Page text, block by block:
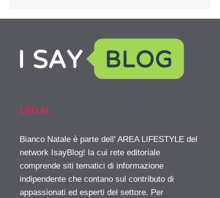
LEGAL
Bianco Natale è parte dell' AREA LIFESTYLE del
network IsayBlog! la cui rete editoriale
comprende siti tematici di informazione
indipendente che contano sul contributo di
appassionati ed esperti del settore. Per